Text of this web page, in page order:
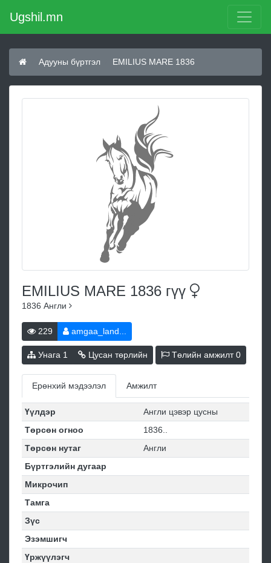
Ugshil.mn
Адууны бүртгэл EMILIUS MARE 1836
EMILIUS MARE 1836 гүү
1836 Англи
229 amgaa_land...
Унага 1 Цусан төрлийн Төлийн амжилт0
Ерөнхий мэдээлэл Амжилт
Үүлдэр
Англи цэвэр цусны
Төрсөн огноо
1836..
Төрсөн нутаг
Англи
Бүртгэлийн дугаар
Микрочип
Тамга
Зүс
Эзэмшигч
Үржүүлэгч